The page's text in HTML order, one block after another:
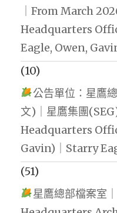
｜From March
Headquarters
Eagle, Owen,
(10)
公告單位：星鷹
文)｜星鷹集團
Headquarters
Gavin)｜Starry
(51)
星鷹總部檔案室